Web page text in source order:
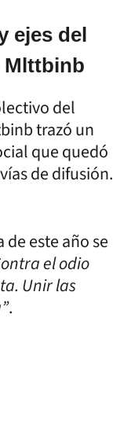
ejes del
Mlttbinb
del
trazó un
que quedó
de difusión.
este año se
el odio
Unir las
.